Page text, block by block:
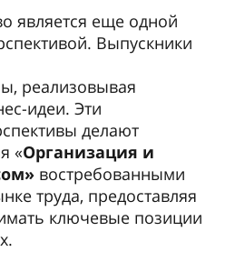
является еще одной
Выпускники
реализовывая
идеи. Эти
делают
«Организация и
востребованными
труда, предоставляя
ключевые позиции